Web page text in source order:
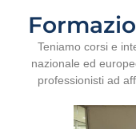
Teniamo corsi e
nazionale ed
professionisti ad